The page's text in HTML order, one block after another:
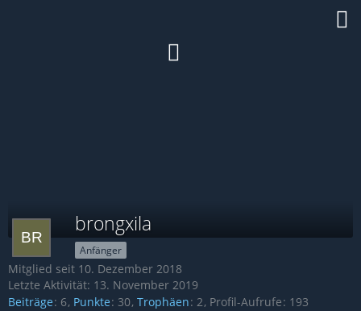
brongxila
Anfänger
Mitglied seit 10. Dezember 2018
Letzte Aktivität: 13. November 2019
Beiträge 6 Punkte 30 Trophäen 2 Profil-Aufrufe 193